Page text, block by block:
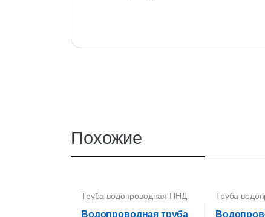
Похожие
Труба водопроводная ПНД
355 мм
Водопроводная труба
Труба
355 мм